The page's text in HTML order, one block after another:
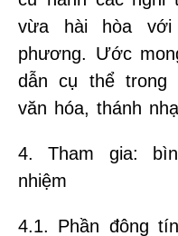
vừa hài hòa
phương. Ước
dẫn cụ thể trong
văn hóa, thánh
4. Tham gia:
nhiệm
4.1. Phần đông